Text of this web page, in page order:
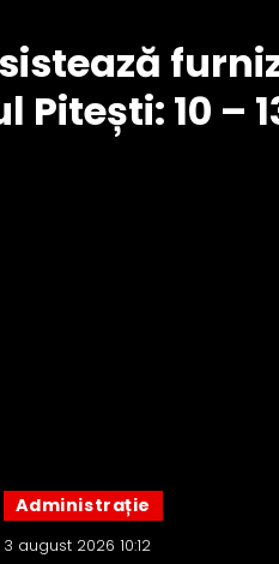
sistează
10 –
Administrație
3 august 2026 10:12